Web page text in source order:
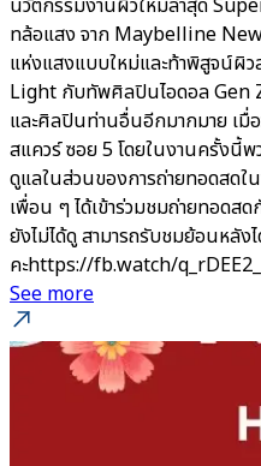
นวัตกรรมงานผิวใหม่ล่าสุด
ทล้อแสง จาก Maybelline
แห่งแสงแบบใหม่และท้าพิสูจน์ผิ
Light กับทัพศิลปินไอดอล Gen
และศิลปินท่านอื่นอีกมากมาย เ
สแควร์ ซอย 5 โดยในงานครั้งนี้พ
ดูแลในส่วนของการถ่ายทอดสดใ
เพื่อน ๆ ได้เข้าร่วมชมถ่ายทอดส
ยังไม่ได้ดู สามารถรับชมย้อนหลั
คะhttps://fb.watch/
See more